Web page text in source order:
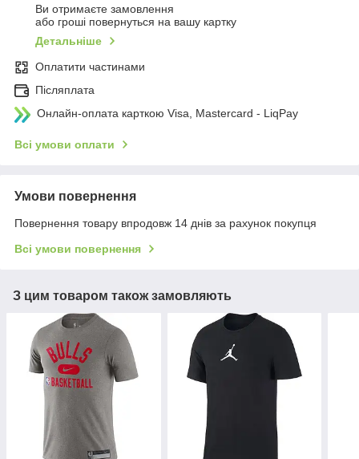
Ви отримаєте замовлення
або гроші повернуться на вашу картку
Детальніше
Оплатити частинами
Післяплата
Онлайн-оплата карткою Visa, Mastercard - LiqPay
Всі умови оплати
Умови повернення
Повернення товару впродовж 14 днів за рахунок покупця
Всі умови повернення
З цим товаром також замовляють